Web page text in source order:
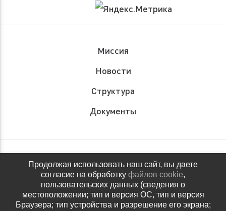
Миссия
Новости
Структура
Документы
Обращения граждан
Антидопинговое обеспечение
Контакты
Продолжая использовать наш сайт, вы даете
согласие на обработку файлов cookie,
пользовательских данных (сведения о
местоположении; тип и версия ОС, тип и версия
Браузера; тип устройства и разрешение его экрана;